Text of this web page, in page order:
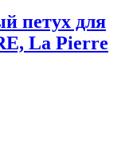
петух для
La Pierre